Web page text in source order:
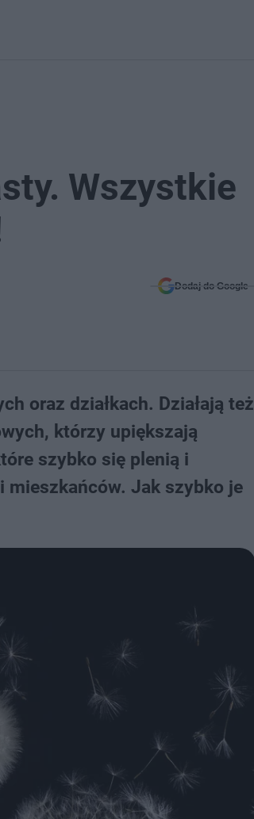
Wszystkie
Dodaj do Google
oraz działkach. Działają też
którzy upiększają
szybko się plenią i
mieszkańców. Jak szybko je